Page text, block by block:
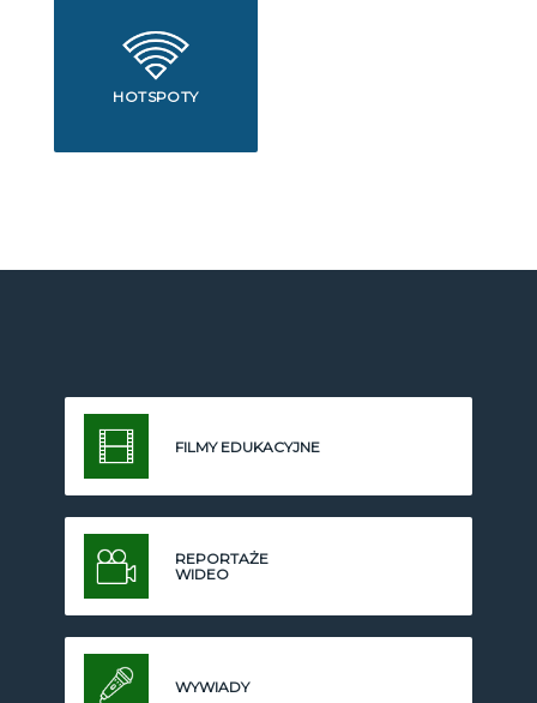
HOTSPOTY
FILMY EDUKACYJNE
REPORTAŻE
WIDEO
WYWIADY